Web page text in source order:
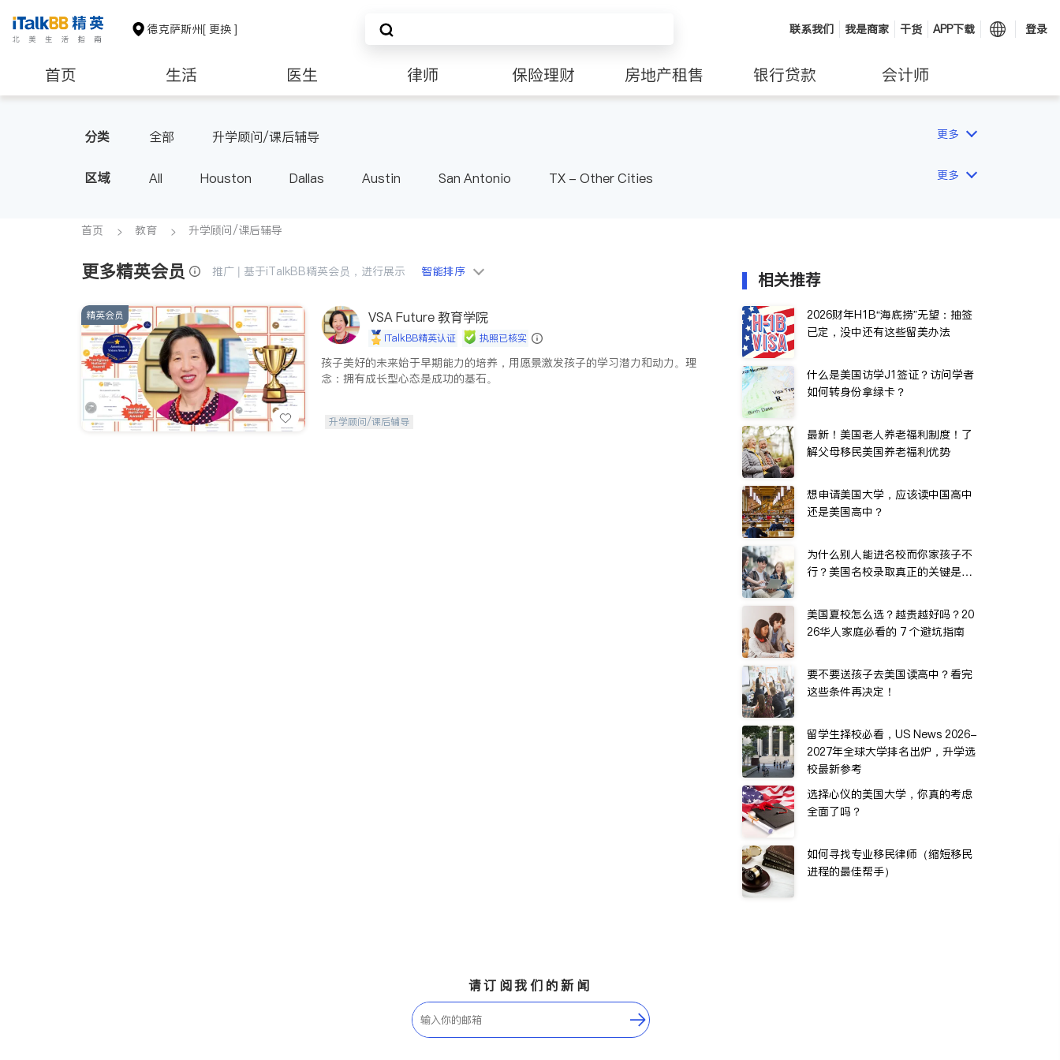
德克萨斯州[ 更换 ] 联系我们 我是商家 干货 APP下载 登录
首页 生活 医生 律师 保险理财 房地产租售 银行贷款 会计师
分类 全部 升学顾问/课后辅导 更多
区域 All Houston Dallas Austin San Antonio TX - Other Cities 更多
首页 教育 升学顾问/课后辅导
更多精英会员 推广 | 基于iTalkBB精英会员，进行展示 智能排序
精英会员 VSA Future 教育学院
iTalkBB精英认证 执照已核实
孩子美好的未来始于早期能力的培养，用愿景激发孩子的学习潜力和动力。理
念：拥有成长型心态是成功的基石。
升学顾问/课后辅导
相关推荐
2026财年H1B“海底捞”无望：抽签
已定，没中还有这些留美办法
什么是美国访学J1签证？访问学者
如何转身份拿绿卡？
最新！美国老人养老福利制度！了
解父母移民美国养老福利优势
想申请美国大学，应该读中国高中
还是美国高中？
为什么别人能进名校而你家孩子不
行？美国名校录取真正的关键是…
美国夏校怎么选？越贵越好吗？20
26华人家庭必看的 7 个避坑指南
要不要送孩子去美国读高中？看完
这些条件再决定！
留学生择校必看，US News 2026-
2027年全球大学排名出炉，升学选
校最新参考
选择心仪的美国大学，你真的考虑
全面了吗？
如何寻找专业移民律师（缩短移民
进程的最佳帮手）
请订阅我们的新闻